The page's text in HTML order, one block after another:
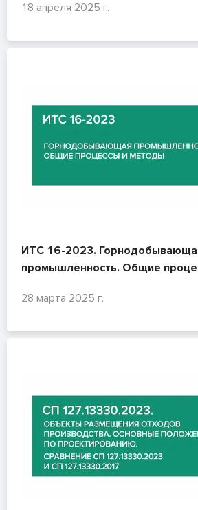
18 апреля 2025 г.
ИТС 16-2023.
промышленность. Общие
28 марта 2025 г.